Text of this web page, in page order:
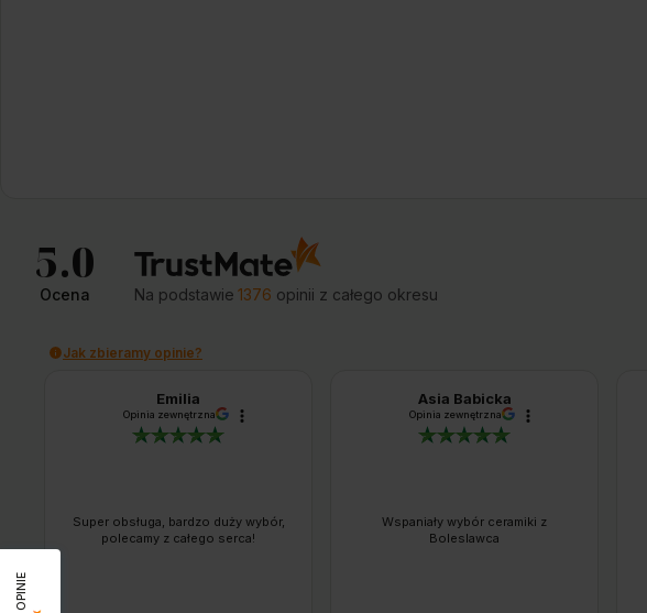
5.0
Ocena Na podstawie 1376 opinii z całego okresu
Jak zbieramy opinie?
Emilia
Opinia zewnętrzna
Super obsługa, bardzo duży wybór,
polecamy z całego serca!
Asia Babicka
Opinia zewnętrzna
Wspaniały wybór ceramiki z
Boleslawca